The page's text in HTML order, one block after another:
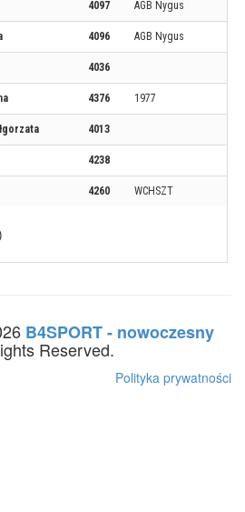
4097 AGB Nygus
4096 AGB Nygus
4036
4376 1977
4013
4238
4260 WCHSZT
B4SPORT - nowoczesny
Reserved.
Polityka prywatności